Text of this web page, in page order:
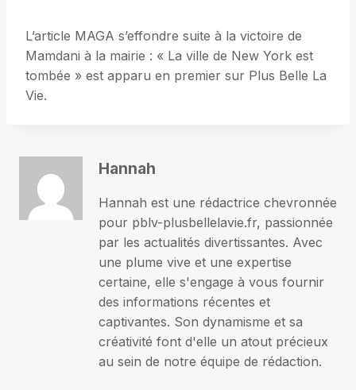
L’article MAGA s’effondre suite à la victoire de
Mamdani à la mairie : « La ville de New York est
tombée » est apparu en premier sur Plus Belle La
Vie.
Hannah
Hannah est une rédactrice chevronnée
pour pblv-plusbellelavie.fr, passionnée
par les actualités divertissantes. Avec
une plume vive et une expertise
certaine, elle s'engage à vous fournir
des informations récentes et
captivantes. Son dynamisme et sa
créativité font d'elle un atout précieux
au sein de notre équipe de rédaction.